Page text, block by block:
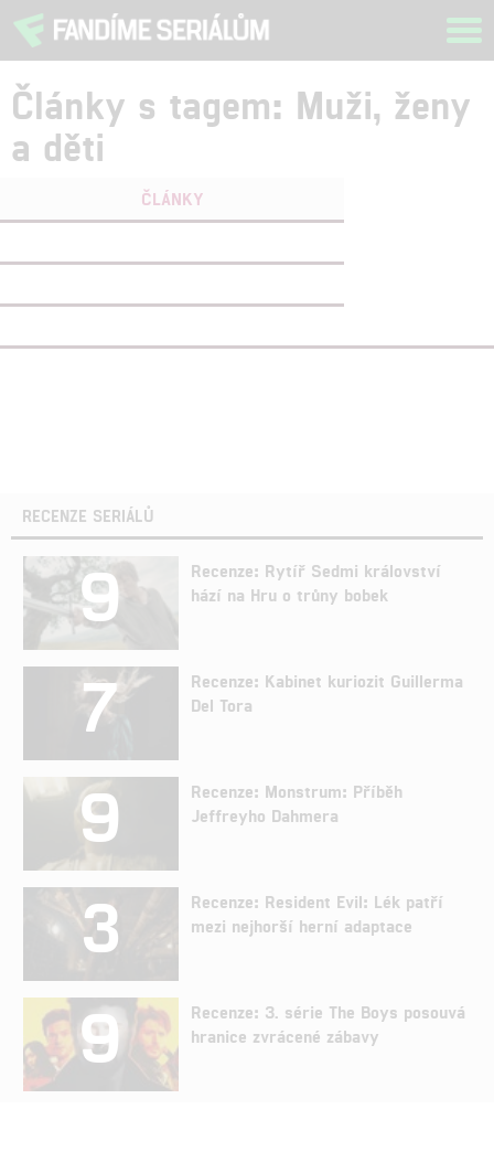
Články s tagem: Muži, ženy
a děti
ČLÁNKY
RECENZE SERIÁLŮ
9
Recenze: Rytíř Sedmi království
hází na Hru o trůny bobek
7
Recenze: Kabinet kuriozit Guillerma
Del Tora
9
Recenze: Monstrum: Příběh
Jeffreyho Dahmera
3
Recenze: Resident Evil: Lék patří
mezi nejhorší herní adaptace
9
Recenze: 3. série The Boys posouvá
hranice zvrácené zábavy